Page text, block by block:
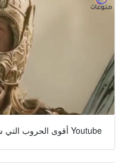
أقوى الحروب التي شهدها العالم مع اجمل اغنيه حماسيه Youtube